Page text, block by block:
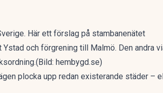
Här ett förslag på stambanenätet
och förgrening till Malmö. Den andra
hembygd.se)
plocka upp redan existerande städer –